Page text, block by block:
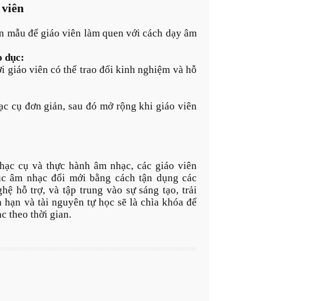
mẫu để giáo viên làm quen với cách dạy âm
dục:
giáo viên có thể trao đổi kinh nghiệm và hỗ
cụ đơn giản, sau đó mở rộng khi giáo viên
cụ và thực hành âm nhạc, các giáo viên
âm nhạc đổi mới bằng cách tận dụng các
hỗ trợ, và tập trung vào sự sáng tạo, trải
và tài nguyên tự học sẽ là chìa khóa để
theo thời gian.